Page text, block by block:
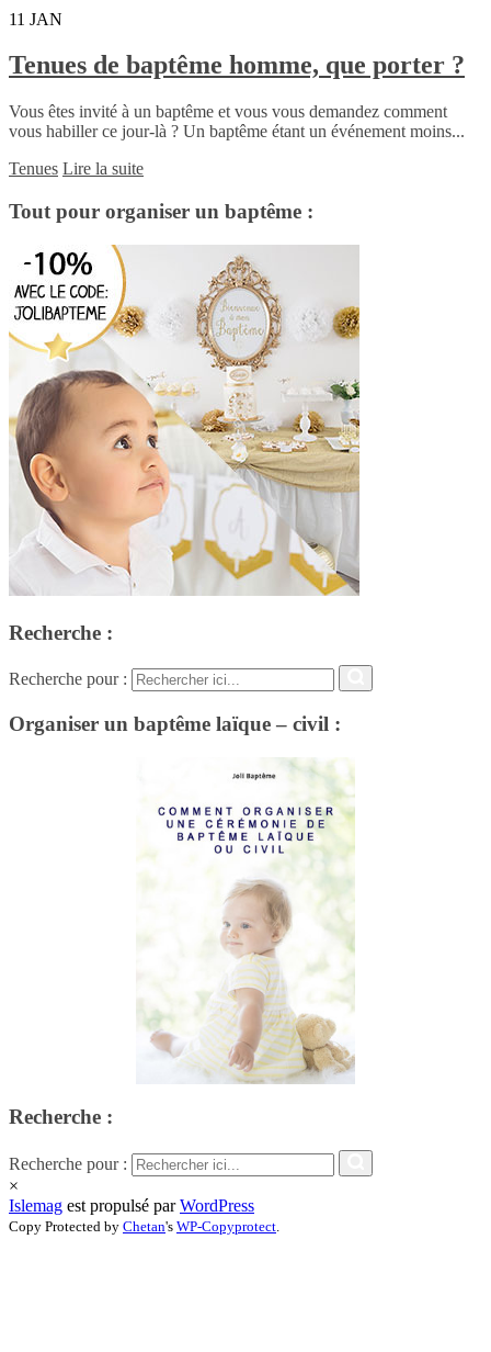
11 JAN
Tenues de baptême homme, que porter ?
Vous êtes invité à un baptême et vous vous demandez comment
vous habiller ce jour-là ? Un baptême étant un événement moins...
Tenues Lire la suite
Tout pour organiser un baptême :
Recherche :
Recherche pour :
Organiser un baptême laïque – civil :
Recherche :
Recherche pour :
×
Islemag est propulsé parWordPress
Copy Protected by Chetan's WP-Copyprotect